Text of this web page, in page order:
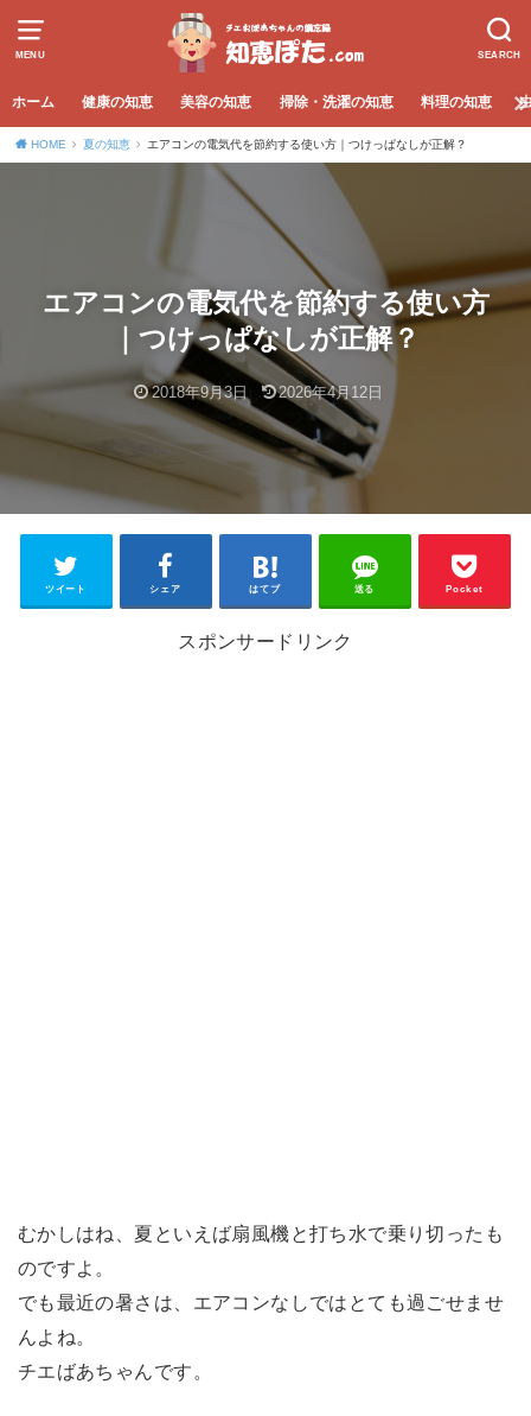
MENU SEARCH
ホーム 健康の知恵 美容の知恵 掃除・洗濯の知恵 料理の知恵
HOME 夏の知恵 エアコンの電気代を節約する使い方｜つけっぱなしが正解？
エアコンの電気代を節約する使い方
｜つけっぱなしが正解？
2018年9月3日 2026年4月12日
ツイート シェア はてブ 送る Pocket
スポンサードリンク
むかしはね、夏といえば扇風機と打ち水で乗り切ったも
のですよ。
でも最近の暑さは、エアコンなしではとても過ごせませ
んよね。
チエばあちゃんです。